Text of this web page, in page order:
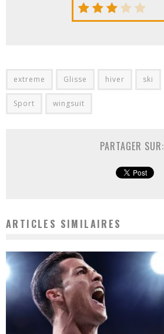
extreme Glisse hiver ski
Sport wingsuit
PARTAGER SUR:
ARTICLES SIMILAIRES